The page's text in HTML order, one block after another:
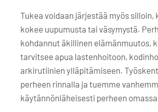
Tukea voidaan järjestää myös silloin,
kokee uupumusta tai väsymystä.
kohdannut äkillinen elämänmuutos,
tarvitsee apua lastenhoitoon,
arkirutiinien ylläpitämiseen.
perheen rinnalla ja tuemme
käytännönläheisesti perheen